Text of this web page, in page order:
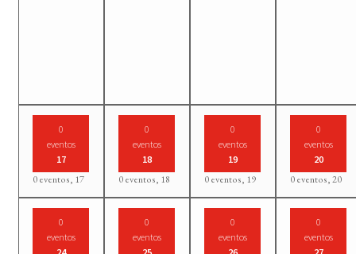
0
eventos
17
0 eventos, 17
0
eventos
18
0 eventos, 18
0
eventos
19
0 eventos, 19
0
eventos
20
0 eventos,20
0
eventos
0
eventos
0
eventos
0
eventos